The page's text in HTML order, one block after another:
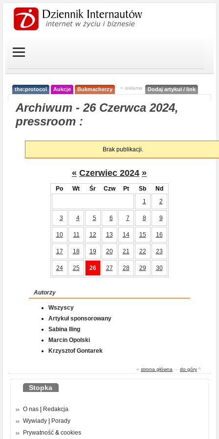
the:protocol Aukcje Bukmacherzy < reklama Dodaj artykuł / link
Archiwum - 26 Czerwca 2024,
pressroom :
Brak publikacji.
« Czerwiec 2024 »
Po Wt Śr Czw Pt Sb
Nd
1
2
3 4 5 6 7 8 9
10 11 12 13 14 15 16
17 18 19 20 21 22 23
24 25 26 27 28 29 30
Autorzy
Wszyscy
Artykuł sponsorowany
Sabina Iling
Marcin Opolski
Krzysztof Gontarek
« strona główna - do góry ^
Stopka
O nas
Redakcja
Wywiady
Porady
Prywatność & cookies